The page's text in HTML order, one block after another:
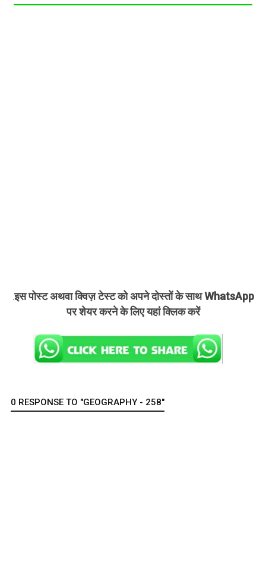
.इस पोस्ट अथवा क्विज़ टेस्ट को अपने दोस्तों के साथ WhatsApp
पर शेयर करने के लिए यहां क्लिक करें
0 RESPONSE TO "GEOGRAPHY - 258"